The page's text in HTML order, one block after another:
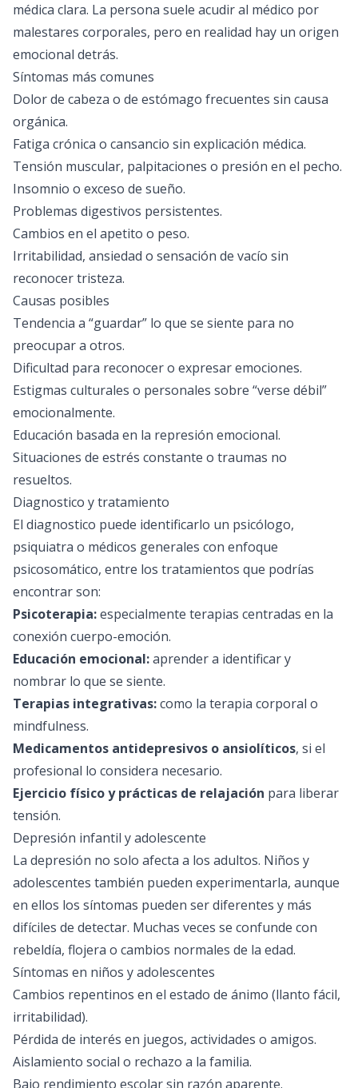
médica clara. La persona suele acudir al médico por
malestares corporales, pero en realidad hay un origen
emocional detrás.
Síntomas más comunes
Dolor de cabeza o de estómago frecuentes sin causa
orgánica.
Fatiga crónica o cansancio sin explicación médica.
Tensión muscular, palpitaciones o presión en el pecho.
Insomnio o exceso de sueño.
Problemas digestivos persistentes.
Cambios en el apetito o peso.
Irritabilidad, ansiedad o sensación de vacío sin
reconocer tristeza.
Causas posibles
Tendencia a “guardar” lo que se siente para no
preocupar a otros.
Dificultad para reconocer o expresar emociones.
Estigmas culturales o personales sobre “verse débil”
emocionalmente.
Educación basada en la represión emocional.
Situaciones de estrés constante o traumas no
resueltos.
Diagnostico y tratamiento
El diagnostico puede identificarlo un psicólogo,
psiquiatra o médicos generales con enfoque
psicosomático, entre los tratamientos que podrías
encontrar son:
Psicoterapia:especialmente terapias centradas en la
conexión cuerpo-emoción.
Educación emocional:aprender a identificar y
nombrar lo que se siente.
Terapias integrativas:como la terapia corporal o
mindfulness.
Medicamentos antidepresivos o ansiolíticos, si el
profesional lo considera necesario.
Ejercicio físico y prácticas de relajación para liberar
tensión.
Depresión infantil y adolescente
La depresión no solo afecta a los adultos. Niños y
adolescentes también pueden experimentarla, aunque
en ellos los síntomas pueden ser diferentes y más
difíciles de detectar. Muchas veces se confunde con
rebeldía, flojera o cambios normales de la edad.
Síntomas en niños y adolescentes
Cambios repentinos en el estado de ánimo (llanto fácil,
irritabilidad).
Pérdida de interés en juegos, actividades o amigos.
Aislamiento social o rechazo a la familia.
Bajo rendimiento escolar sin razón aparente.